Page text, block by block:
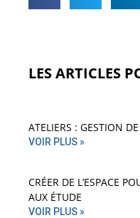
LES ARTICLES
ATELIERS : GESTION
VOIR PLUS »
CRÉER DE L’ESPACE
AUX ÉTUDE
VOIR PLUS »